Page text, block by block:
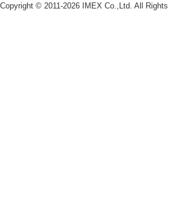
Copyright © 2011-2026 IMEX Co.,Ltd. All Rights